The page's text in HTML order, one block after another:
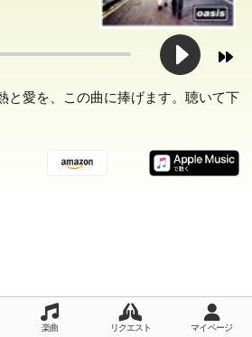
と愛を、この曲に捧げます。聴いて下
楽曲 リクエスト マイページ